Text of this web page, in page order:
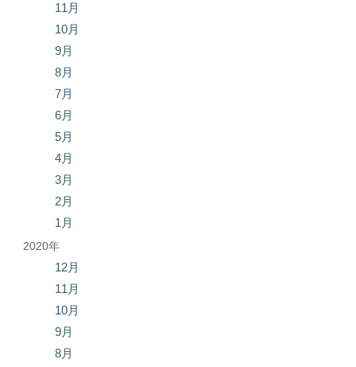
11月
10月
9月
8月
7月
6月
5月
4月
3月
2月
1月
2020年
12月
11月
10月
9月
8月